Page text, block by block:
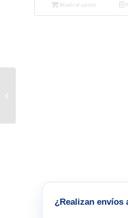
Añadir al carrito
¿Realizan envíos